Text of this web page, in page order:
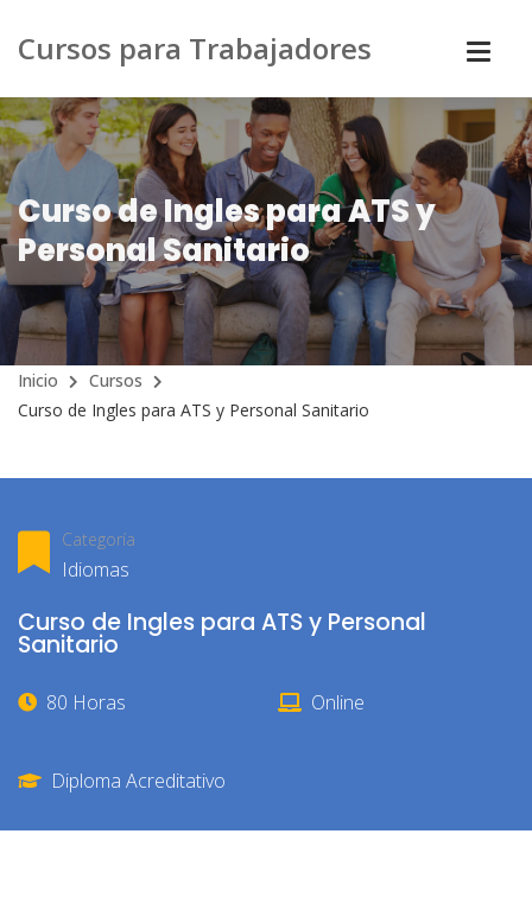
Cursos para Trabajadores
Curso de Ingles para ATS y
Personal Sanitario
Inicio
Cursos
Curso de Ingles para ATS y Personal Sanitario
Categoría
Idiomas
Curso de Ingles para ATS y Personal
Sanitario
80 Horas Online
Diploma Acreditativo